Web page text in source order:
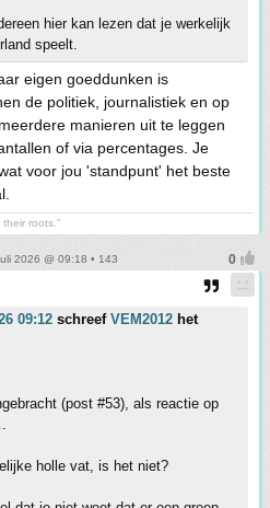
hier kan lezen dat je werkelijk
speelt.
eigen goeddunken is
de politiek, journalistiek en op
manieren uit te leggen
of via percentages. Je
voor jou 'standpunt' het beste
roots.”
2026 @ 09:18 • 143
09:12 schreef VEM2012 het
(post #53), als reactie op
holle vat, is het niet?